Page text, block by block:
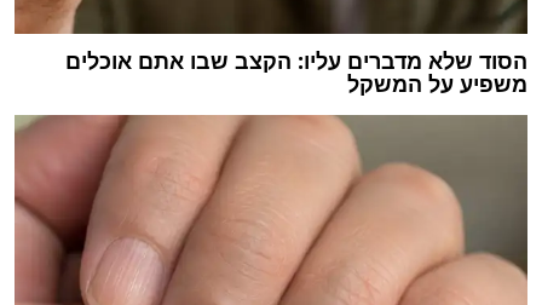
הסוד שלא מדברים עליו: הקצב שבו אתם אוכלים
משפיע על המשקל